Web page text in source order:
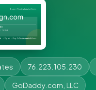
76.223.105.230
GoDaddy.com, LLC